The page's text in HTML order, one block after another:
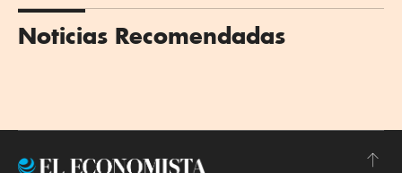
Noticias Recomendadas